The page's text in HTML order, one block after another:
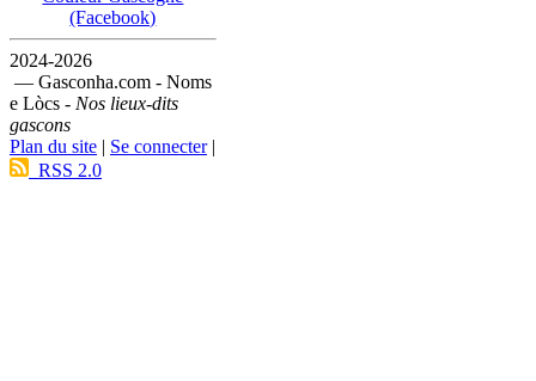
(Facebook)
2024-2026
— Gasconha.com - Noms
e Lòcs - Nos lieux-dits
gascons
Plan du site | Se connecter|
RSS 2.0